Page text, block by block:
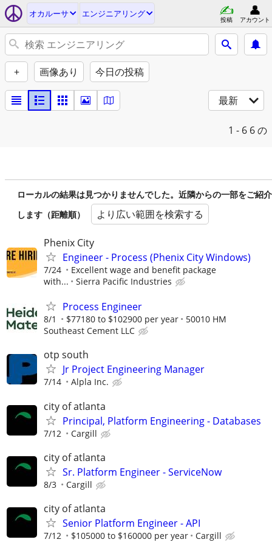
オカルーサ エンジニアリング
投稿 アカウント
+ 画像あり 今日の投稿
最新
1 - 6 6 の
ローカルの結果は見つかりませんでした。近隣からの一部をご紹介
します（距離順）
より広い範囲を検索する
Phenix City
Engineer - Process (Phenix City Windows)
7/24
Excellent wage and benefit package
with...
Sierra Pacific Industries
Process Engineer
8/1 $77180 to $102900 per year
50010 HM
Southeast Cement LLC
otp south
Jr Project Engineering Manager
7/14 Alpla Inc.
city of atlanta
Principal, Platform Engineering - Databases
7/12 Cargill
city of atlanta
Sr. Platform Engineer - ServiceNow
8/3 Cargill
city of atlanta
Senior Platform Engineer - API
7/12 $105000 to $160000 per year Cargill